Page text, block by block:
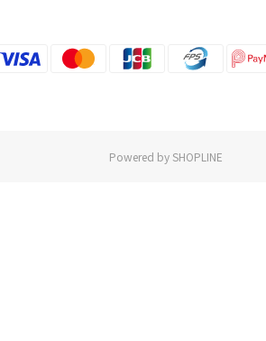
Powered by SHOPLINE